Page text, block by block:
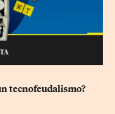
tecnofeudalismo?